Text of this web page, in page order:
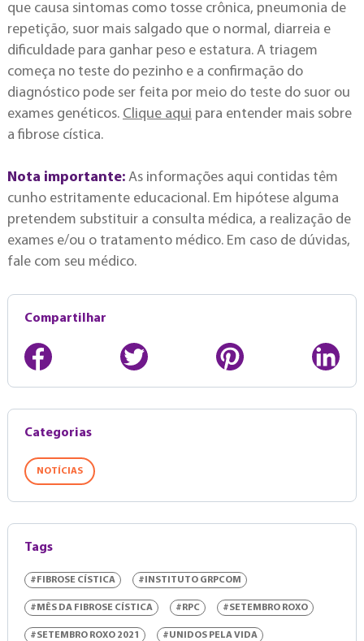
que causa sintomas como tosse crônica, pneumonia de
repetição, suor mais salgado que o normal, diarreia e
dificuldade para ganhar peso e estatura. A triagem
começa no teste do pezinho e a confirmação do
diagnóstico pode ser feita por meio do teste do suor ou
exames genéticos. Clique aqui para entender mais sobre
a fibrose cística.
Nota importante: As informações aqui contidas têm
cunho estritamente educacional. Em hipótese alguma
pretendem substituir a consulta médica, a realização de
exames e/ou o tratamento médico. Em caso de dúvidas,
fale com seu médico.
Compartilhar
Categorias
NOTÍCIAS
Tags
#FIBROSE CÍSTICA #INSTITUTO GRPCOM
#MÊS DA FIBROSE CÍSTICA #RPC #SETEMBRO ROXO
#SETEMBRO ROXO 2021 #UNIDOS PELA VIDA